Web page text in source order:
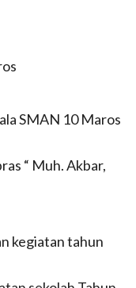
SMAN 10 Maros
“ Muh. Akbar,
kegiatan tahun